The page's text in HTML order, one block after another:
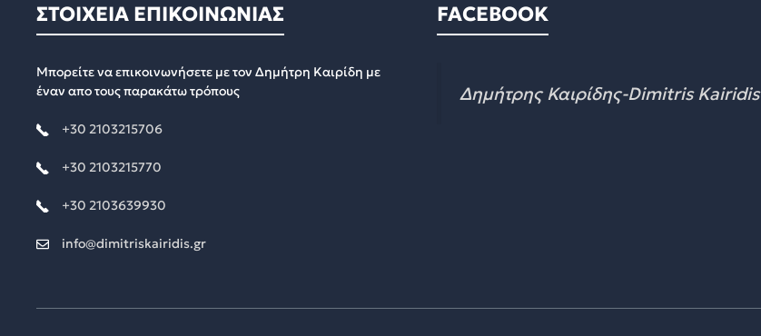
ΣΤΟΙΧΕΙΑ ΕΠΙΚΟΙΝΩΝΙΑΣ
Μπορείτε να επικοινωνήσετε με τον Δημήτρη Καιρίδη με
έναν απο τους παρακάτω τρόπους
+30 2103215706
+30 2103215770
+30 2103639930
info@dimitriskairidis.gr
FACEBOOK
Δημήτρης Καιρίδης-Dimitris Kairidis